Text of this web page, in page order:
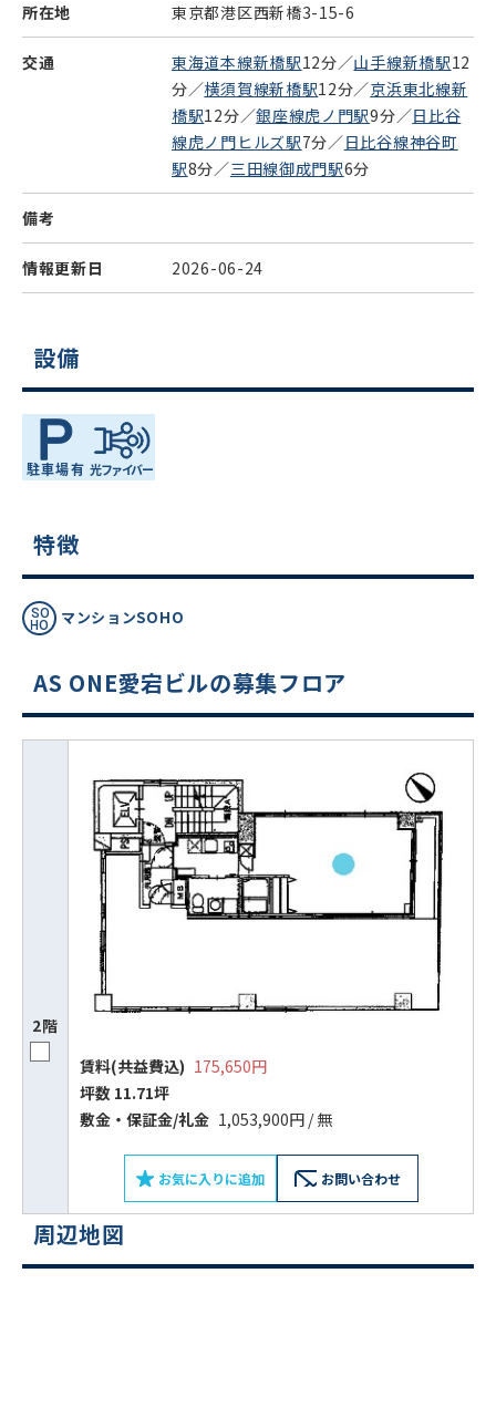
所在地 東京都港区西新橋3-15-6
交通 東海道本線新橋駅12分／山手線新橋駅12
分／横須賀線新橋駅12分／京浜東北線新
橋駅12分／銀座線虎ノ門駅9分／日比谷
線虎ノ門ヒルズ駅7分／日比谷線神谷町
駅8分／三田線御成門駅6分
備考
情報更新日 2026-06-24
設備
特徴
マンションSOHO
AS ONE愛宕ビルの募集フロア
2階
賃料(共益費込) 175,650円
坪数 11.71坪
敷⾦‧保証⾦/礼⾦ 1,053,900円 / 無
お気に入りに追加 お問い合わせ
周辺地図